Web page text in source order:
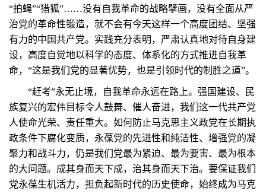
“拍蝇”“猎狐”……没有自我革命的战略擘画，没有全面从严
治党的革命性锻造，就不会有今天这样一个高度团结、坚强
有力的中国共产党。实践充分表明，严肃认真地对待自身建
设，高度自觉地以科学的态度、体系化的方式推进自我革
命，“这是我们党的显著优势，也是引领时代的制胜之道”。
“赶考”永无止境，自我革命永远在路上。强国建设、民
族复兴的宏伟目标令人鼓舞、催人奋进，我们这一代共产党
人使命光荣、责任重大。如何防止马克思主义政党在长期执
政条件下腐化变质，永葆党的先进性和纯洁性、增强党的凝
聚力和战斗力，仍是我们党最为紧迫、最为要害、最为根本
的大问题。成其身而天下成，治其身而天下治。要保证我们
党永葆生机活力，担负起新时代的历史使命，始终成为马克